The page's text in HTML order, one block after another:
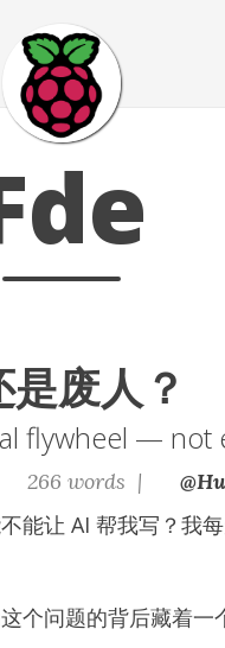
废人？
flywheel — not
266 words |
能让 AI 帮我写？我
个问题的背后藏着